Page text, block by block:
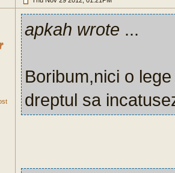
apkah wrote ...
Boribum,nici o
dreptul sa